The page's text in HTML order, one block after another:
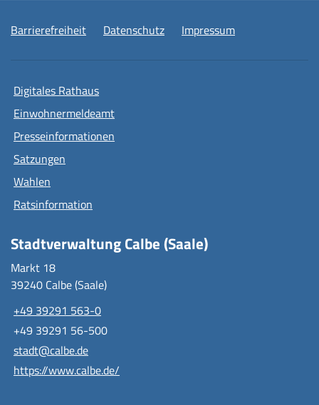
Barrierefreiheit Datenschutz Impressum
Digitales Rathaus
Einwohnermeldeamt
Presseinformationen
Satzungen
Wahlen
Ratsinformation
Stadtverwaltung Calbe (Saale)
Markt 18
39240 Calbe (Saale)
+49 39291 563-0
+49 39291 56-500
stadt@calbe.de
https://www.calbe.de/